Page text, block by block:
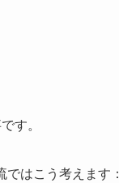
す。
はこう考えます：